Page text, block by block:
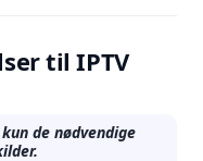
til IPTV
de nødvendige